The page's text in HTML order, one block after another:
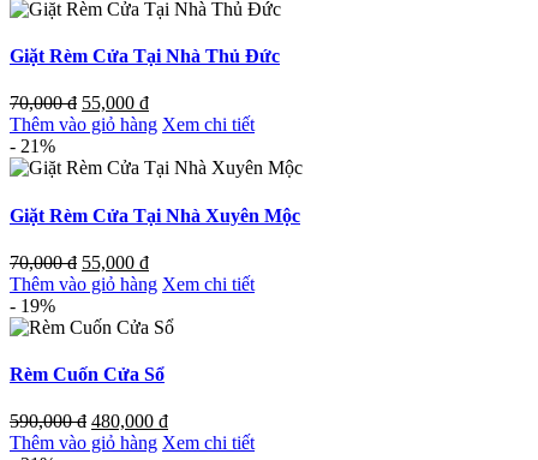
Giặt Rèm Cửa Tại Nhà Thủ Đức
70,000đ 55,000 đ
Thêm vào giỏ hàng Xem chi tiết
- 21%
Giặt Rèm Cửa Tại Nhà Xuyên Mộc
70,000đ 55,000 đ
Thêm vào giỏ hàng Xem chi tiết
- 19%
Rèm Cuốn Cửa Sổ
590,000đ 480,000 đ
Thêm vào giỏ hàng Xem chi tiết